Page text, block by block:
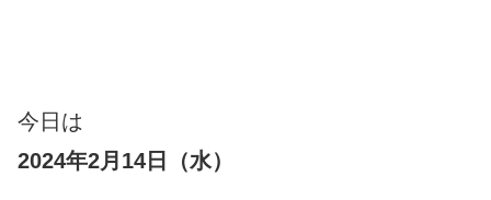
今日は
2024年2月14日（水）